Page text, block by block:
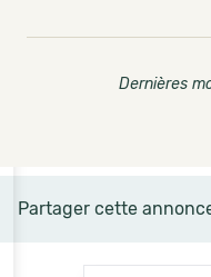
Dernières
Partager cette